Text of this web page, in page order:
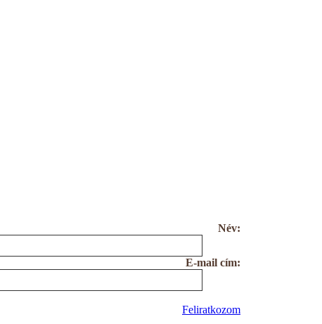
Név:
E-mail cím:
Feliratkozom